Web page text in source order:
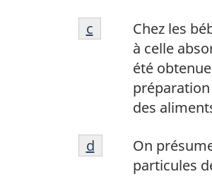
page
b
Notes
de
Chez les
à celle
été
des
Retour à la
c
Notes
de
On
particules
Retour à la
d